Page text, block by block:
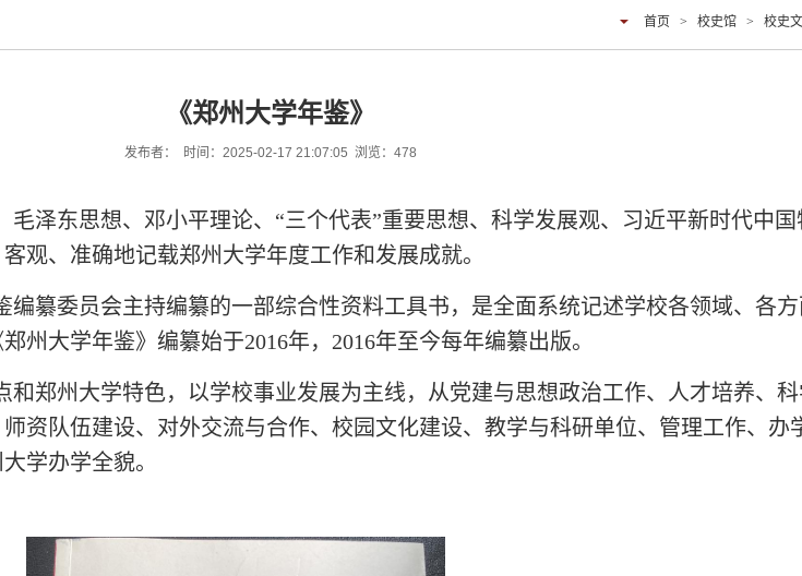
首页 > 校史馆 > 校史
《郑州大学年鉴》
发布者： 时间：2025-02-17 21:07:05 浏览： 478
毛泽东思想、邓小平理论、“三个代表”重要思想、科学发展观、习近平新时代中
观、准确地记载郑州大学年度工作和发展成就。
编纂委员会主持编纂的一部综合性资料工具书，是全面系统记述学校各领域、各
州大学年鉴》编纂始于2016年，2016年至今每年编纂出版。
和郑州大学特色，以学校事业发展为主线，从党建与思想政治工作、人才培养、
资队伍建设、对外交流与合作、校园文化建设、教学与科研单位、管理工作、办
学办学全貌。